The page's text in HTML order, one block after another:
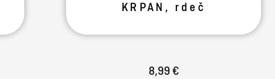
KRPAN, rdeč
8,99 €